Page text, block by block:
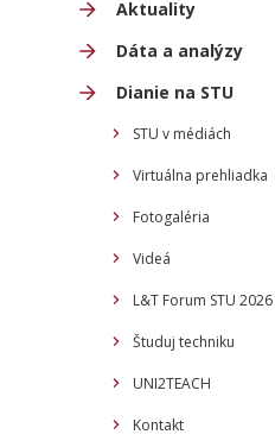
Aktuality
Dáta a analýzy
Dianie na STU
STU v médiách
Virtuálna prehliadka
Fotogaléria
Videá
L&T Forum STU 2026
Študuj techniku
UNI2TEACH
Kontakt